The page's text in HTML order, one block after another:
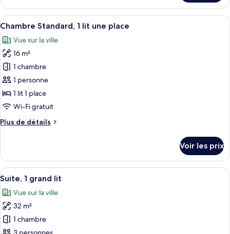
1
grand
lit
le
type
de
Privilege,
Chambre
Confort,
grand
lit
Afficher
toutes
les
photos
pour
ce
type
de
chambre :
Chambre
lit
une
place
Une chambre d’hôtel avec un lit,
13
Chambre Standard, 1 lit une place
Vue sur la ville
16 m²
1 chambre
1 personne
1 lit 1 place
Wi-Fi gratuit
Plus de détails
Plus
le
type
de
Chambre
Standard,
lit
une
Voir les prix
Afficher
toutes
les
photos
pour
ce
Une chambre d’hôtel avec un
12
Suite, 1 grand lit
Vue sur la ville
32 m²
1 chambre